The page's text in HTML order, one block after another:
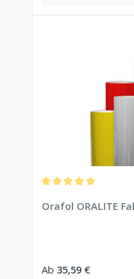
Orafol ORALITE
Regulärer Preis:
Ab 35,59 €